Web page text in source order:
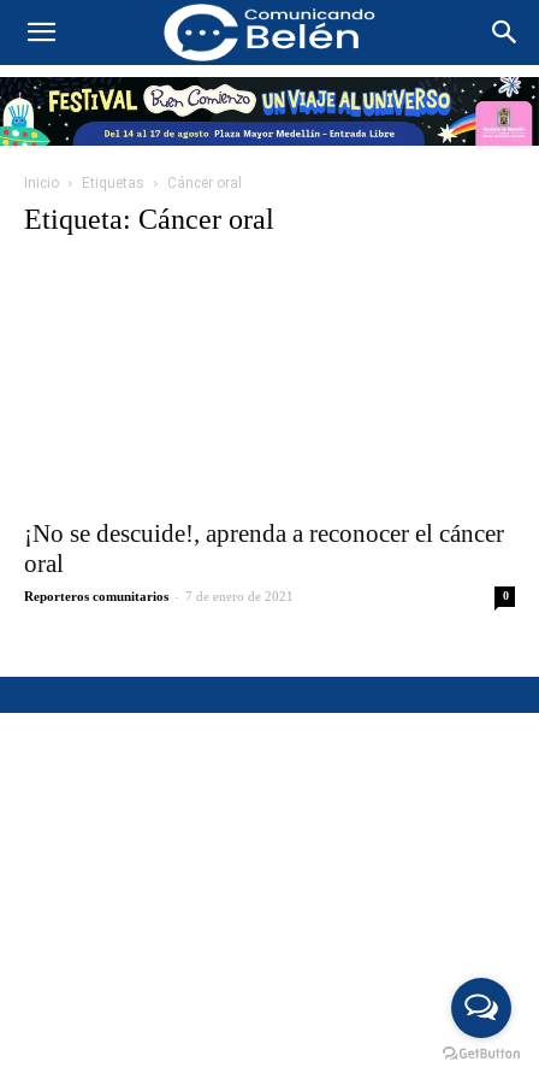
Inicio Etiquetas Cáncer oral
Etiqueta: Cáncer oral
¡No se descuide!, aprenda a reconocer el cáncer
oral
Reporteros comunitarios - 7 de enero de 2021 0